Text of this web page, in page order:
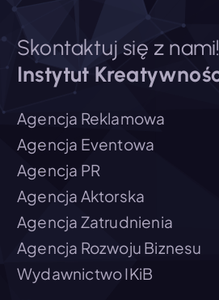
Skontaktuj się z nami!
Instytut
Agencja Reklamowa
Agencja Eventowa
Agencja PR
Agencja Aktorska
Agencja Zatrudnienia
Agencja Rozwoju Biznesu
Wydawnictwo IKiB